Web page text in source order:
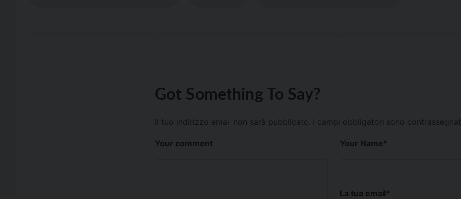
Got Something To Say?
Il tuo indirizzo email non sarà pubblicato. I campi obbligatori sono contrassegnati
Your comment Your Name*
La tua email*